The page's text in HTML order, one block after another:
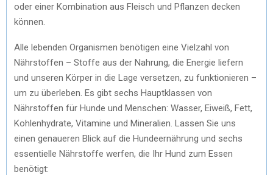
oder einer Kombination aus Fleisch und Pflanzen decken
können.
Alle lebenden Organismen benötigen eine Vielzahl von
Nährstoffen – Stoffe aus der Nahrung, die Energie liefern
und unseren Körper in die Lage versetzen, zu funktionieren –
um zu überleben. Es gibt sechs Hauptklassen von
Nährstoffen für Hunde und Menschen: Wasser, Eiweiß, Fett,
Kohlenhydrate, Vitamine und Mineralien. Lassen Sie uns
einen genaueren Blick auf die Hundeernährung und sechs
essentielle Nährstoffe werfen, die Ihr Hund zum Essen
benötigt: